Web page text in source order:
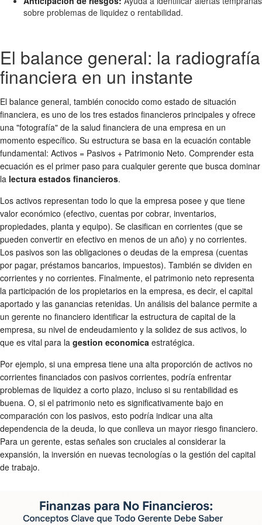
sobre problemas de liquidez o rentabilidad.
El balance general: la radiografía
financiera en un instante
El balance general, también conocido como estado de situación
financiera, es uno de los tres estados financieros principales y ofrece
una "fotografía" de la salud financiera de una empresa en un
momento específico. Su estructura se basa en la ecuación contable
fundamental: Activos = Pasivos + Patrimonio Neto. Comprender esta
ecuación es el primer paso para cualquier gerente que busca dominar
la lectura estados financieros.
Los activos representan todo lo que la empresa posee y que tiene
valor económico (efectivo, cuentas por cobrar, inventarios,
propiedades, planta y equipo). Se clasifican en corrientes (que se
pueden convertir en efectivo en menos de un año) y no corrientes.
Los pasivos son las obligaciones o deudas de la empresa (cuentas
por pagar, préstamos bancarios, impuestos). También se dividen en
corrientes y no corrientes. Finalmente, el patrimonio neto representa
la participación de los propietarios en la empresa, es decir, el capital
aportado y las ganancias retenidas. Un análisis del balance permite a
un gerente no financiero identificar la estructura de capital de la
empresa, su nivel de endeudamiento y la solidez de sus activos, lo
que es vital para la gestion economica estratégica.
Por ejemplo, si una empresa tiene una alta proporción de activos no
corrientes financiados con pasivos corrientes, podría enfrentar
problemas de liquidez a corto plazo, incluso si su rentabilidad es
buena. O, si el patrimonio neto es significativamente bajo en
comparación con los pasivos, esto podría indicar una alta
dependencia de la deuda, lo que conlleva un mayor riesgo financiero.
Para un gerente, estas señales son cruciales al considerar la
expansión, la inversión en nuevas tecnologías o la gestión del capital
de trabajo.